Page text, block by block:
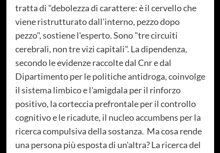
tratta di "debolezza di carattere: è il cervello che
viene ristrutturato dall'interno, pezzo dopo
pezzo", sostiene l'esperto. Sono "tre circuiti
cerebrali, non tre vizi capitali". La dipendenza,
secondo le evidenze raccolte dal Cnr e dal
Dipartimento per le politiche antidroga, coinvolge
il sistema limbico e l'amigdala per il rinforzo
positivo, la corteccia prefrontale per il controllo
cognitivo e le ricadute, il nucleo accumbens per la
ricerca compulsiva della sostanza. Ma cosa rende
una persona più esposta di un'altra? La ricerca del